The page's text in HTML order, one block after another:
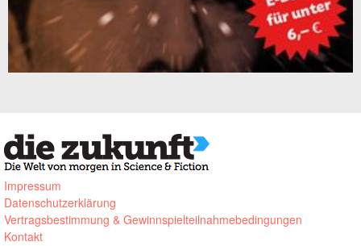
Impressum
Datenschutzerklärung
Vertragsbestimmung & Gewinnspielteilnahmebedingungen
Kontakt